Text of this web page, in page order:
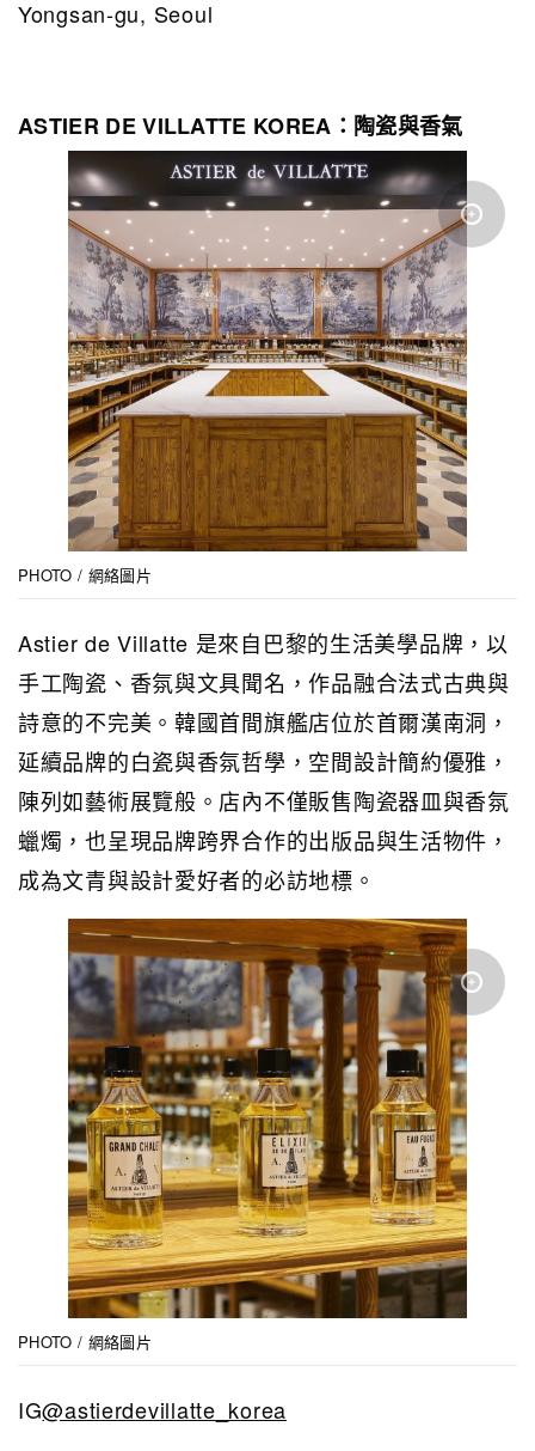
Yongsan-gu, Seoul
ASTIER DE VILLATTE KOREA：陶瓷與香氣
PHOTO / 網絡圖片
Astier de Villatte 是來自巴黎的生活美學品牌，以
手工陶瓷、香氛與文具聞名，作品融合法式古典與
詩意的不完美。韓國首間旗艦店位於首爾漢南洞，
延續品牌的白瓷與香氛哲學，空間設計簡約優雅，
陳列如藝術展覽般。店內不僅販售陶瓷器皿與香氛
蠟燭，也呈現品牌跨界合作的出版品與生活物件，
成為文青與設計愛好者的必訪地標。
PHOTO / 網絡圖片
IG@astierdevillatte_korea